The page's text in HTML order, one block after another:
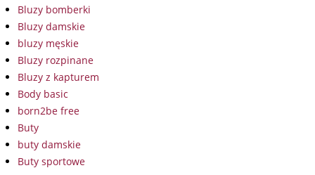
Bluzy bomberki
Bluzy damskie
bluzy męskie
Bluzy rozpinane
Bluzy z kapturem
Body basic
born2be free
Buty
buty damskie
Buty sportowe